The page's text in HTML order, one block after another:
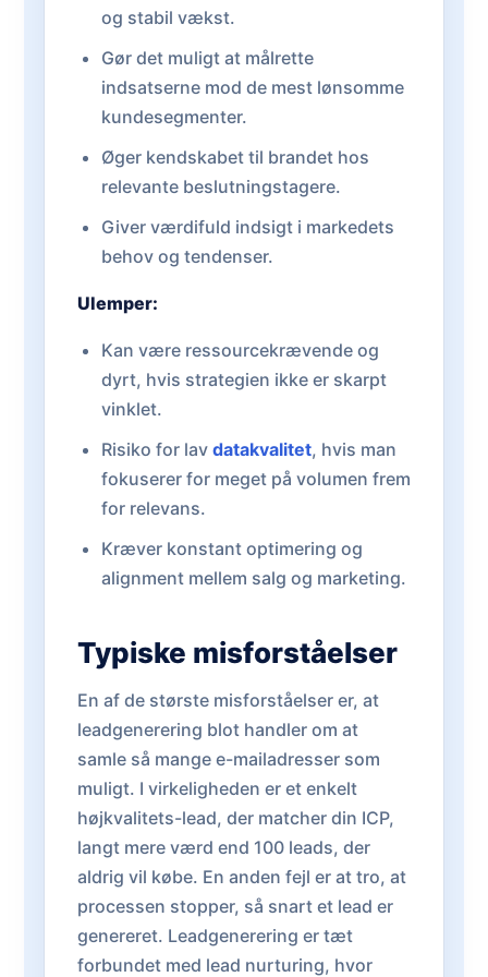
og stabil vækst.
Gør det muligt at målrette
indsatserne mod de mest lønsomme
kundesegmenter.
Øger kendskabet til brandet hos
relevante beslutningstagere.
Giver værdifuld indsigt i markedets
behov og tendenser.
Ulemper:
Kan være ressourcekrævende og
dyrt, hvis strategien ikke er skarpt
vinklet.
Risiko for lav datakvalitet, hvis man
fokuserer for meget på volumen frem
for relevans.
Kræver konstant optimering og
alignment mellem salg og marketing.
Typiske misforståelser
En af de største misforståelser er, at
leadgenerering blot handler om at
samle så mange e-mailadresser som
muligt. I virkeligheden er et enkelt
højkvalitets-lead, der matcher din ICP,
langt mere værd end 100 leads, der
aldrig vil købe. En anden fejl er at tro, at
processen stopper, så snart et lead er
genereret. Leadgenerering er tæt
forbundet med lead nurturing, hvor